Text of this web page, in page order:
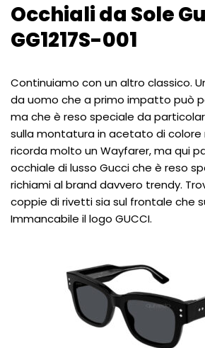
Occhiali da Sole
GG1217S-001
Continuiamo con un altro classico.
da uomo che a primo impatto può
ma che è reso speciale da
sulla montatura in acetato di colore
ricorda molto un Wayfarer, ma qui
occhiale di lusso Gucci che è reso
richiami al brand davvero trendy.
coppie di rivetti sia sul frontale che
Immancabile il logo GUCCI.